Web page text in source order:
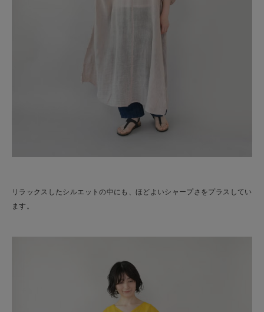
リラックスしたシルエットの中にも、ほどよいシャープさをプラスしてい
ます。